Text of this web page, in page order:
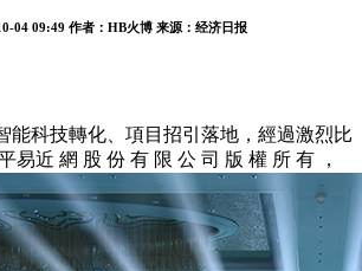
04 09:49 作者： HB火博 来源： 经济日报
科技轉化、項目招引落地，經過激烈比
易近 網 股 份 有 限 公 司 版 權 所 有 ，